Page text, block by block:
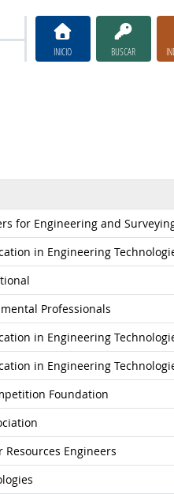
INICIO BUSCAR
for Engineering and
in Engineering
Professionals
in Engineering
in Engineering
Foundation
Engineers